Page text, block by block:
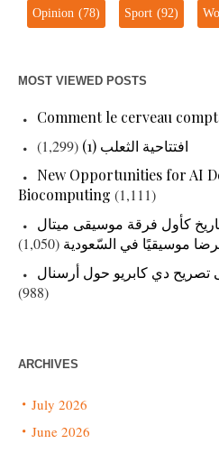
Opinion(78) Sport(92)
MOST VIEWED POSTS
Comment le cerveau
افتتاحية الثعلب (1)
(1,299)
New Opportunities for AI
Biocomputing (1,111)
كأول فرقة موسيقى ميتال
موسيقيًا في السّعودية (1,050)
دي كابريو حول أرسنال
(988)
ARCHIVES
July 2026
June 2026